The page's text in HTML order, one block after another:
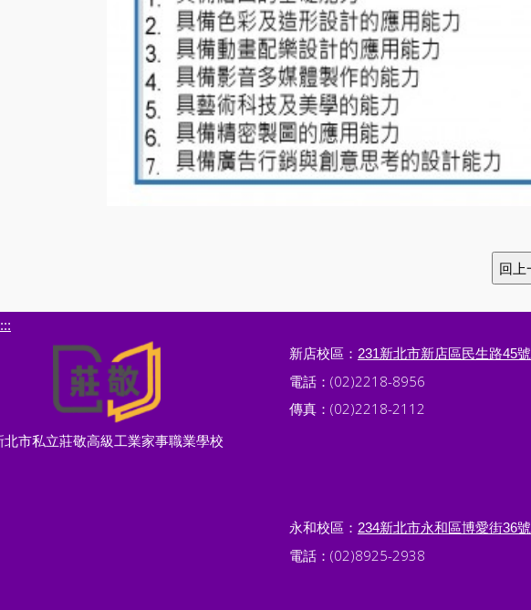
:::
北市私立莊敬高級工業家事職業學校
新店校區： 231新北市新店區民生路45號
電話：(02)2218-8956
傳真：(02)2218-2112
永和校區： 234新北市永和區博愛街36號
電話：(02)8925-2938